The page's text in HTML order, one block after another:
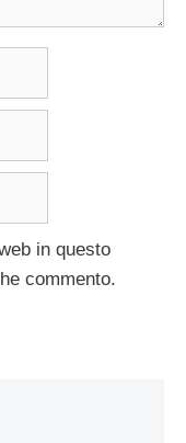
in questo
commento.